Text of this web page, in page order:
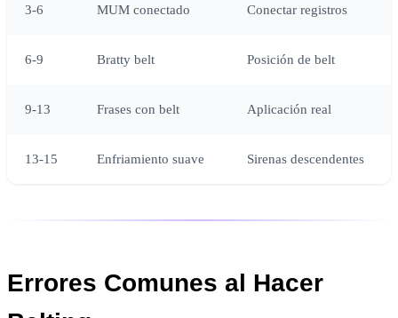
3-6 MUM conectado Conectar registros
6-9 Bratty belt Posición de belt
9-13 Frases con belt Aplicación real
13-15 Enfriamiento suave Sirenas descendentes
Errores Comunes al Hacer